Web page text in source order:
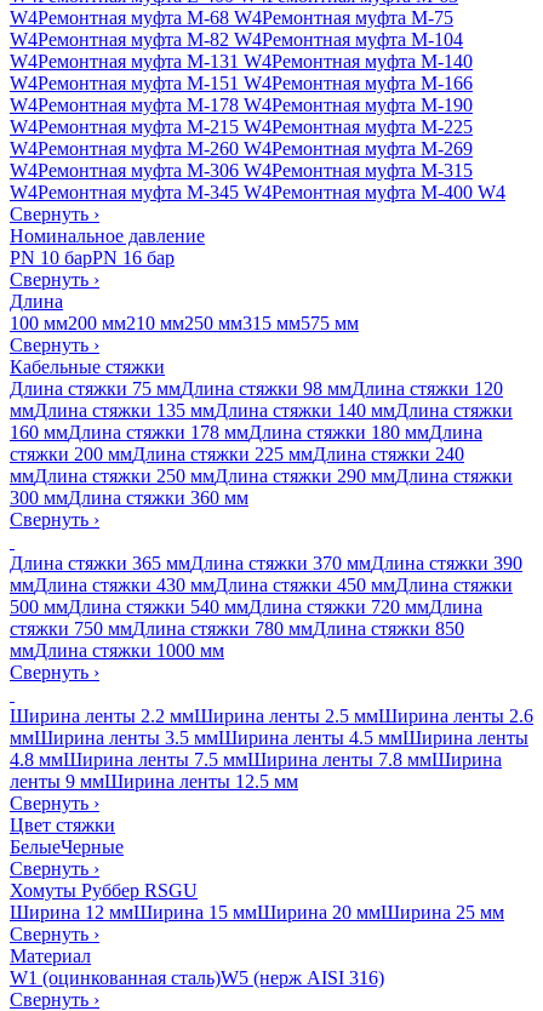
W4Ремонтная муфта M-68 W4Ремонтная муфта M-75
W4Ремонтная муфта M-82 W4Ремонтная муфта M-104
W4Ремонтная муфта M-131 W4Ремонтная муфта M-140
W4Ремонтная муфта M-151 W4Ремонтная муфта M-166
W4Ремонтная муфта M-178 W4Ремонтная муфта M-190
W4Ремонтная муфта M-215 W4Ремонтная муфта M-225
W4Ремонтная муфта M-260 W4Ремонтная муфта M-269
W4Ремонтная муфта M-306 W4Ремонтная муфта M-315
W4Ремонтная муфта M-345 W4Ремонтная муфта M-400 W4
Свернуть ›
Номинальное давление
PN 10 барPN 16 бар
Свернуть ›
Длина
100 мм200 мм210 мм250 мм315 мм575 мм
Свернуть ›
Кабельные стяжки
Длина стяжки 75 ммДлина стяжки 98 ммДлина стяжки 120
ммДлина стяжки 135 ммДлина стяжки 140 ммДлина стяжки
160 ммДлина стяжки 178 ммДлина стяжки 180 ммДлина
стяжки 200 ммДлина стяжки 225 ммДлина стяжки 240
ммДлина стяжки 250 ммДлина стяжки 290 ммДлина стяжки
300 ммДлина стяжки 360 мм
Свернуть ›
Длина стяжки 365 ммДлина стяжки 370 ммДлина стяжки 390
ммДлина стяжки 430 ммДлина стяжки 450 ммДлина стяжки
500 ммДлина стяжки 540 ммДлина стяжки 720 ммДлина
стяжки 750 ммДлина стяжки 780 ммДлина стяжки 850
ммДлина стяжки 1000 мм
Свернуть ›
Ширина ленты 2.2 ммШирина ленты 2.5 ммШирина ленты 2.6
ммШирина ленты 3.5 ммШирина ленты 4.5 ммШирина ленты
4.8 ммШирина ленты 7.5 ммШирина ленты 7.8 ммШирина
ленты 9 ммШирина ленты 12.5 мм
Свернуть ›
Цвет стяжки
БелыеЧерные
Свернуть ›
Хомуты Руббер RSGU
Ширина 12 ммШирина 15 ммШирина 20 ммШирина 25 мм
Свернуть ›
Материал
W1 (оцинкованная сталь)W5 (нерж AISI 316)
Свернуть ›